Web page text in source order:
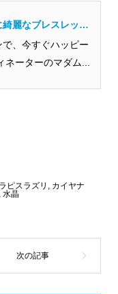
麗なブレスレット
、今すぐハッピー
ネーターのマダム...
ラピスラズリ , カイヤナ
, 水晶